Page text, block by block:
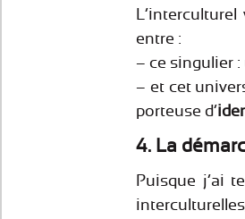
entre :
– ce singulier
– et cet
porteuse d’
4. La
Puisque j’ai